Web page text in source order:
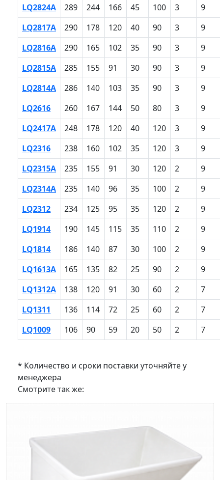
LQ2824A 289 244 166 45 100 3
9
LQ2817A
290 178 120 40 90 3
9
LQ2816A
290 165 102 35 90 3
9
LQ2815A
285 155 91 30 90 3
9
LQ2814A
286 140 103 35 90 3
9
LQ2616
260 167 144 50 80 3
9
LQ2417A
248 178 120 40 120 3
9
LQ2316
238 160 102 35 120 3
9
LQ2315A
235 155 91 30 120 2
9
LQ2314A
235 140 96 35 100 2
9
LQ2312
234 125 95 35 120 2
9
LQ1914
190 145 115 35 110 2
9
LQ1814
186 140 87 30 100 2
9
LQ1613A
165 135 82 25 90 2
9
LQ1312A
138 120 91 30 60 2
7
LQ1311
136 114 72 25 60 2
7
LQ1009
106 90 59 20 50 2 7
* Количество и сроки поставки уточняйте у
менеджера
Смотрите так же: